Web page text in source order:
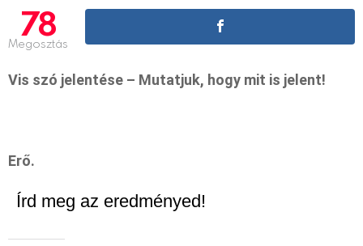
78
Megosztás
Vis szó jelentése – Mutatjuk, hogy mit is jelent!
Erő.
Írd meg az eredményed!